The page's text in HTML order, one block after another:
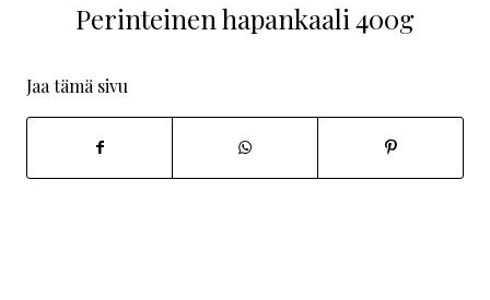
Perinteinen hapankaali 400g
Jaa tämä sivu